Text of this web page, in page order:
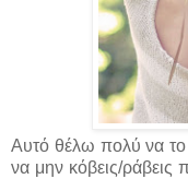
Αυτό θέλω πολύ να το
να μην κόβεις/ράβεις